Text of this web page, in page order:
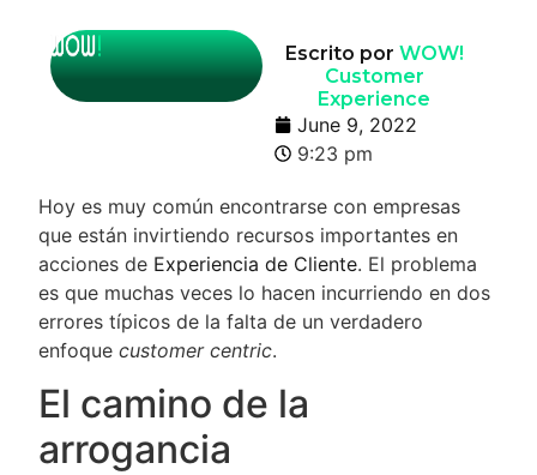
Escrito por WOW!
Customer
Experience
June 9, 2022
9:23 pm
Hoy es muy común encontrarse con empresas
que están invirtiendo recursos importantes en
acciones de Experiencia de Cliente. El problema
es que muchas veces lo hacen incurriendo en dos
errores típicos de la falta de un verdadero
enfoque customer centric.
El camino de la
arrogancia